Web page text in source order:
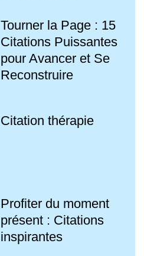
Tourner la Page : 15
Citations Puissantes
pour Avancer et Se
Reconstruire
Citation thérapie
Profiter du moment
présent : Citations
inspirantes